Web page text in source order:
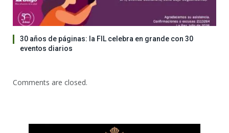
30 años de páginas: la FIL celebra en grande con 30
eventos diarios
Comments are closed.